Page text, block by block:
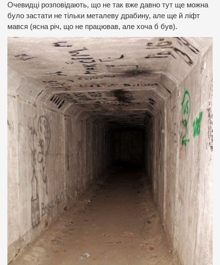
Очевидці розповідають, що не так вже давно тут ще можна
було застати не тільки металеву драбину, але ще й ліфт
мався (ясна річ, що не працював, але хоча б був).